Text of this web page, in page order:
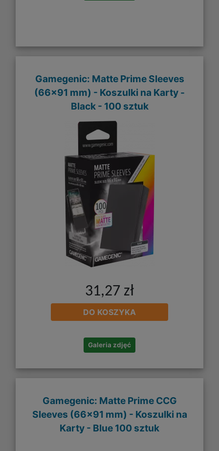
Gamegenic: Matte Prime Sleeves
(66x91 mm) - Koszulki na Karty -
Black - 100 sztuk
31,27 zł
DO KOSZYKA
Galeria zdjęć
Gamegenic: Matte Prime CCG
Sleeves (66x91 mm) - Koszulki na
Karty - Blue 100 sztuk